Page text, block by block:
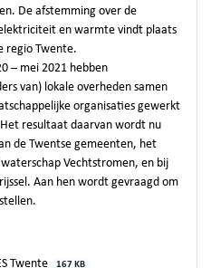
De afstemming over de
en warmte vindt plaats
regio Twente.
– mei 2021 hebben
van) lokale overheden samen
organisaties gewerkt
resultaat daarvan wordt nu
de Twentse gemeenten, het
Vechtstromen, en bij
Aan hen wordt gevraagd om
Twente
167 KB